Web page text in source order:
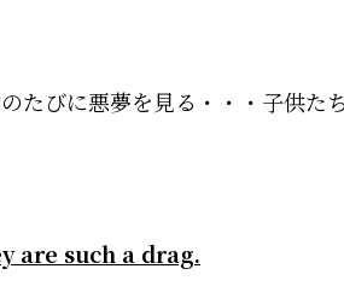
たびに悪夢を見る・・・子供た
are such a drag.